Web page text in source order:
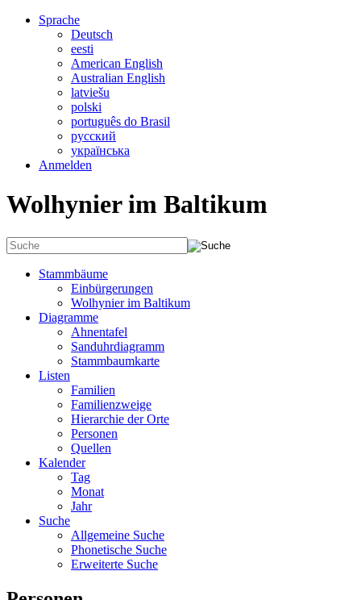
Sprache
Deutsch
eesti
American English
Australian English
latviešu
polski
português do Brasil
русский
українська
Anmelden
Wolhynier im Baltikum
Stammbäume
Einbürgerungen
Wolhynier im Baltikum
Diagramme
Ahnentafel
Sanduhrdiagramm
Stammbaumkarte
Listen
Familien
Familienzweige
Hierarchie der Orte
Personen
Quellen
Kalender
Tag
Monat
Jahr
Suche
Allgemeine Suche
Phonetische Suche
Erweiterte Suche